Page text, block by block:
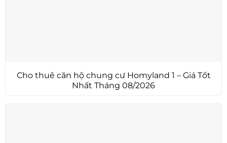
Cho thuê căn hộ chung cư Homyland 1 – Giá Tốt
Nhất Tháng 08/2026